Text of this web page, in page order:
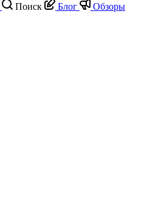
Поиск Блог
Обзоры